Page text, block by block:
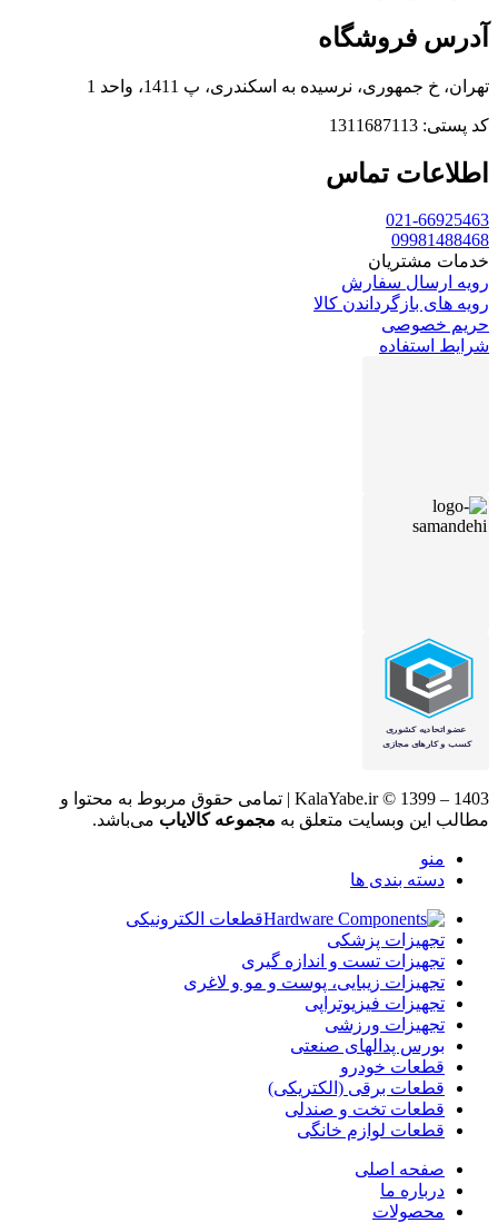
آدرس فروشگاه
تهران، خ جمهوری، نرسیده به اسکندری، پ 1411، واحد 1
کد پستی: 1311687113
اطلاعات تماس
021-66925463
09981488468
خدمات مشتریان
رویه ارسال سفارش
رویه های بازگرداندن کالا
حریم خصوصی
شرایط استفاده
KalaYabe.ir © 1399 – 1403 | تمامی حقوق مربوط به محتوا و
مطالب این وبسایت متعلق به مجموعه کالایاب می‌باشد.
منو
دسته بندی ها
قطعات الکترونیکی
تجهیزات پزشکی
تجهیزات تست و اندازه گیری
تجهیزات زیبایی، پوست و مو و لاغری
تجهیزات فیزیوتراپی
تجهیزات ورزشی
بورس پدالهای صنعتی
قطعات خودرو
قطعات برقی (الکتریکی)
قطعات تخت و صندلی
قطعات لوازم خانگی
صفحه اصلی
درباره ما
محصولات